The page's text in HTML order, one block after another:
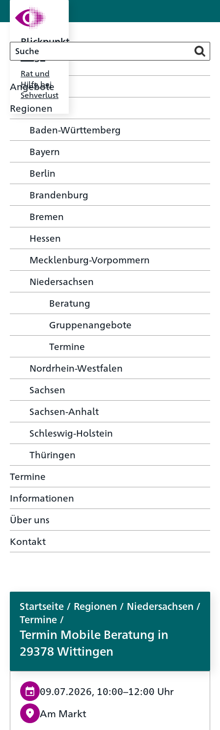
Blickpunkt
Auge
Rat und
Hilfe bei
Sehverlust
Angebote
Regionen
Baden-Württemberg
Bayern
Berlin
Brandenburg
Bremen
Hessen
Mecklenburg-Vorpommern
Niedersachsen
Beratung
Gruppenangebote
Termine
Nordrhein-Westfalen
Sachsen
Sachsen-Anhalt
Schleswig-Holstein
Thüringen
Termine
Informationen
Über uns
Kontakt
Startseite / Regionen / Niedersachsen /
Termine /
Termin Mobile Beratung in
29378 Wittingen
09.07.2026, 10:00–12:00 Uhr
Am Markt